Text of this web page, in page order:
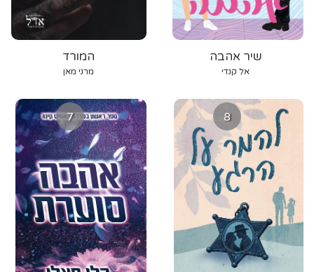
המורד
מרני מאן
שיר אהבה
אל קנדי
7 8